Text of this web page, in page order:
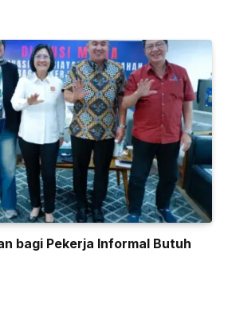
bagi Pekerja Informal Butuh